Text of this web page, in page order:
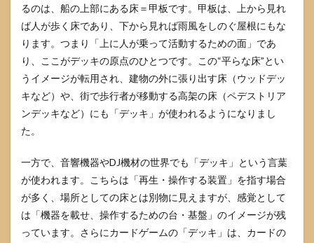
言い
方
5
機器
や趣
味で
使う
デッ
は
5.1
ステ
レオ
デッ
キや
ッキ
るのは、船の上部にある床＝甲板です。甲板は、上から見れ
ば人が歩く床であり、下から見れば雨風をしのぐ屋根にもな
ります。つまり「上に人が乗って活動するための面」であ
り、ここがデッキの原点のひとつです。この“平らな床”とい
うイメージが転用され、建物の外に張り出す床（ウッドデッ
キなど）や、街で歩行者が移動する高架の床（ペデストリア
ンデッキなど）にも「デッキ」が使われるようになりまし
た。
一方で、音響機器やDJ機材の世界でも「デッキ」という言葉
が使われます。こちらは「再生・操作する装置」を指す場合
が多く、場所としての床とは別物に見えますが、感覚として
は「機器を載せ、操作するための台・基盤」のイメージが残
っています。さらにカードゲームの「デッキ」は、カードの